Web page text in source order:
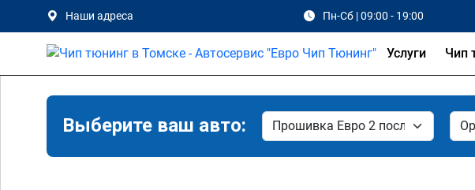
Наши адреса Пн-Сб | 09:00 - 19:00
Услуги Чип
Выберите ваш авто: